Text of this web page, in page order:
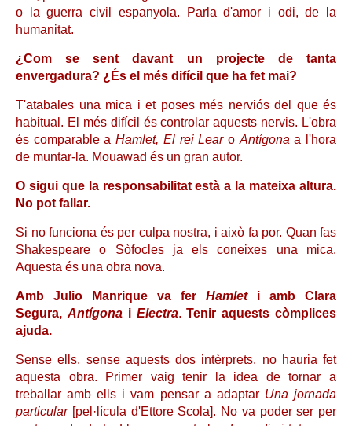
o la guerra civil espanyola. Parla d'amor i odi, de la
humanitat.
¿Com se sent davant un projecte de tanta
envergadura? ¿És el més difícil que ha fet mai?
T'atabales una mica i et poses més nerviós del que és
habitual. El més difícil és controlar aquests nervis. L'obra
és comparable aHamlet, El rei Learo Antígona a l'hora
de muntar-la. Mouawad és un gran autor.
O sigui que la responsabilitat està a la mateixa altura.
No pot fallar.
Si no funciona és per culpa nostra, i això fa por. Quan fas
Shakespeare o Sòfocles ja els coneixes una mica.
Aquesta és una obra nova.
Amb Julio Manrique va fer Hamleti amb Clara
Segura, Antígonai Electra. Tenir aquests còmplices
ajuda.
Sense ells, sense aquests dos intèrprets, no hauria fet
aquesta obra. Primer vaig tenir la idea de tornar a
treballar amb ells i vam pensar a adaptar Una jornada
particular[pel·lícula d'Ettore Scola]. No va poder ser per